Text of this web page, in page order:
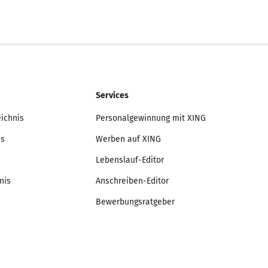
Services
Personalgewinnung mit XING
Werben auf XING
Lebenslauf-Editor
Anschreiben-Editor
Bewerbungsratgeber